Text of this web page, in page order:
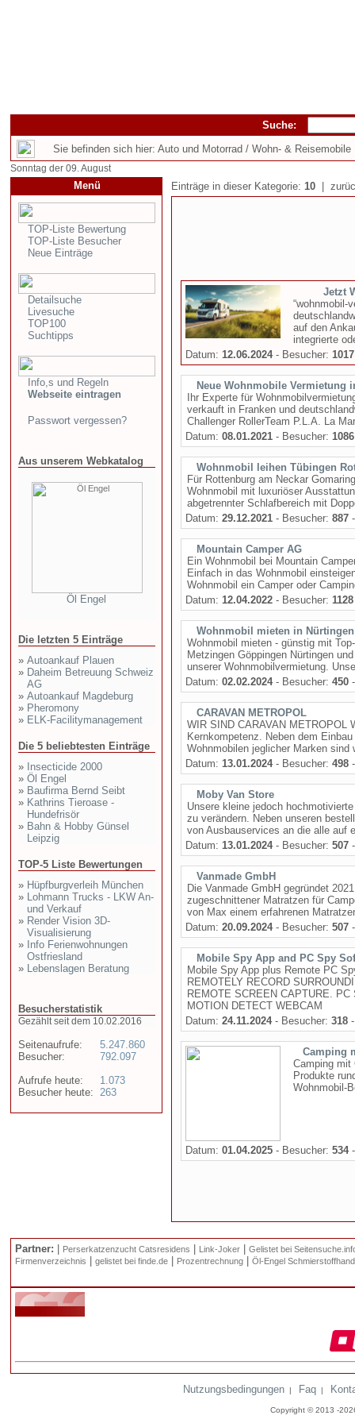
Suche:
Sie befinden sich hier: Auto und Motorrad / Wohn- & Reisemobile
Sonntag der 09. August
Menü
TOP-Liste Bewertung
TOP-Liste Besucher
Neue Einträge
Detailsuche
Livesuche
TOP100
Suchtipps
Info,s und Regeln
Webseite eintragen
Passwort vergessen?
Aus unserem Webkatalog
Öl Engel
Die letzten 5 Einträge
» Autoankauf Plauen
» Daheim Betreuung Schweiz
AG
» Autoankauf Magdeburg
» Pheromony
» ELK-Facilitymanagement
Die 5 beliebtesten Einträge
» Insecticide 2000
» Öl Engel
» Baufirma Bernd Seibt
» Kathrins Tieroase -
Hundefrisör
» Bahn & Hobby Günsel
Leipzig
TOP-5 Liste Bewertungen
» Hüpfburgverleih München
» Lohmann Trucks - LKW An-
und Verkauf
» Render Vision 3D-
Visualisierung
» Info Ferienwohnungen
Ostfriesland
» Lebenslagen Beratung
Besucherstatistik
Gezählt seit dem 10.02.2016
Seitenaufrufe:
Besucher:
Aufrufe heute:
Besucher heute:
5.247.860
792.097
1.073
263
Einträge in dieser Kategorie: 10 |
Jetzt
“wohnmobil-
auf den
integrierte
Datum: 12.06.2024- Besucher: 1017
Neue Wohnmobile Vermietung
Ihr Experte für
verkauft in Franken und
Challenger RollerTeam P.L.A. La
Datum: 08.01.2021 - Besucher: 1086
Wohnmobil leihen Tübingen
Für Rottenburg am Neckar
Wohnmobil mit luxuriöser
abgetrennter Schlafbereich mit
Datum: 29.12.2021 - Besucher: 887
Mountain Camper AG
Ein Wohnmobil bei Mountain
Einfach in das Wohnmobil
Wohnmobil ein Camper oder
Datum: 12.04.2022 - Besucher: 1128
Wohnmobil mieten in
Wohnmobil mieten - günstig mit
Metzingen Göppingen Nürtingen
unserer Wohnmobilvermietung.
Datum: 02.02.2024- Besucher: 450
CARAVAN METROPOL
WIR SIND CARAVAN METROPOL
Kernkompetenz. Neben dem
Wohnmobilen jeglicher Marken
Datum: 13.01.2024- Besucher: 498
Moby Van Store
Unsere kleine jedoch
zu verändern. Neben unseren
von Ausbauservices an die alle auf
Datum: 13.01.2024- Besucher: 507
Vanmade GmbH
Die Vanmade GmbH gegründet
zugeschnittener Matratzen für
von Max einem erfahrenen
Datum: 20.09.2024- Besucher: 507
Mobile Spy App and PC Spy
Mobile Spy App plus Remote PC
REMOTELY RECORD
REMOTE SCREEN CAPTURE.
MOTION DETECT WEBCAM
Datum: 24.11.2024- Besucher: 318
Camping
Camping mit
Produkte
Wohnmobil-
Datum: 01.04.2025 - Besucher: 534-
Partner: Perserkatzenzucht Catsresidens Link-Joker
Gelistet bei
Firmenverzeichnis
gelistet bei finde.de Prozentrechnung Öl-Engel
Nutzungsbedingungen | Faq |
Copyright © 2013 -